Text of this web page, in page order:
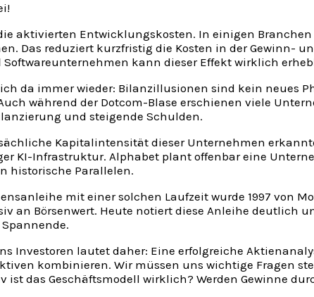
aktivierten Entwicklungskosten. In einigen
Das reduziert kurzfristig die Kosten in der Gewinn-
Softwareunternehmen kann dieser Effekt wirklich
da immer wieder: Bilanzillusionen sind kein neues
während der Dotcom-Blase erschienen viele
und steigende Schulden.
Kapitalintensität dieser Unternehmen
KI-Infrastruktur. Alphabet plant offenbar eine
historische Parallelen.
mit einer solchen Laufzeit wurde 1997 von
an Börsenwert. Heute notiert diese Anleihe deutlich
Investoren lautet daher: Eine erfolgreiche
kombinieren. Wir müssen uns wichtige Fragen
ist das Geschäftsmodell wirklich? Werden Gewinne